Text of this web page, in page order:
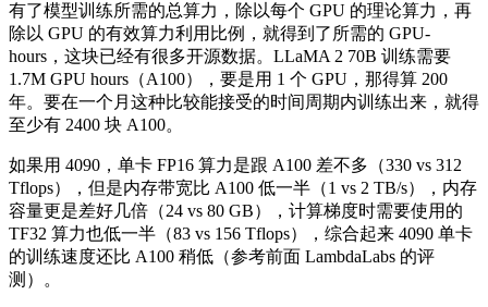
有了模型训练所需的总算力，除以每个 GPU 的理论算力，再
除以 GPU 的有效算力利用比例，就得到了所需的 GPU-
hours，这块已经有很多开源数据。LLaMA 2 70B 训练需要
1.7M GPU hours（A100），要是用 1 个 GPU，那得算 200
年。要在一个月这种比较能接受的时间周期内训练出来，就得
至少有 2400 块 A100。
如果用 4090，单卡 FP16 算力是跟 A100 差不多（330 vs 312
Tflops），但是内存带宽比 A100 低一半（1 vs 2 TB/s），内存
容量更是差好几倍（24 vs 80 GB），计算梯度时需要使用的
TF32 算力也低一半（83 vs 156 Tflops），综合起来 4090 单卡
的训练速度还比 A100 稍低（参考前面 LambdaLabs 的评
测）。